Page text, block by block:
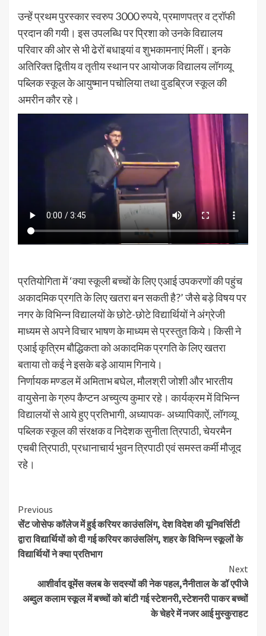
उन्हें प्रथम पुरस्कार स्वरुप 3000 रुपये, प्रमाणपत्र व ट्रॉफी
प्रदान की गयी। इस उपलब्धि पर प्रिशा को उनके विद्यालय
परिवार की ओर से भी ढेरों बधाइयां व शुभकामनाएं मिलीं। इनके
अतिरिक्त द्वितीय व तृतीय स्थान पर आयोजक विद्यालय लॉगव्यू
पब्लिक स्कूल के आयुष्मान पचोलिया तथा वुडब्रिज स्कूल की
अमरीन कौर रहे।
प्रतियोगिता में ‘क्या स्कूली बच्चों के लिए एआई उपकरणों की पहुंच
अकादमिक प्रगति के लिए खतरा बन सकती है?’ जैसे बड़े विषय पर
नगर के विभिन्न विद्यालयों के छोटे-छोटे विद्यार्थियों ने अंग्रेजी
माध्यम से अपने विचार भाषण के माध्यम से प्रस्तुत किये। किसी ने
एआई कृत्रिम बौद्धिकता को अकादमिक प्रगति के लिए खतरा
बताया तो कई ने इसके बड़े आयाम गिनाये।
निर्णायक मण्डल में अमिताभ बघेल, मौलश्री जोशी और भारतीय
वायुसेना के ग्रुप कैप्टन अच्युत्य कुमार रहे। कार्यक्रम में विभिन्न
विद्यालयों से आये हुए प्रतिभागी, अध्यापक- अध्यापिकाऐं, लॉगव्यू
पब्लिक स्कूल की संरक्षक व निदेशक सुनीता त्रिपाठी, चेयरमैन
एचबी त्रिपाठी, प्रधानाचार्य भुवन त्रिपाठी एवं समस्त कर्मी मौजूद
रहे।
Continue
Reading
Previous
सेंट जोसेफ कॉलेज में हुई करियर काउंसलिंग, देश विदेश की यूनिवर्सिटी
द्वारा विद्यार्थियों को दी गई करियर काउंसलिंग, शहर के विभिन्न स्कूलों के
विद्यार्थियों ने क्या प्रतिभाग
Next
आशीर्वाद वूमेंस क्लब के सदस्यों की नेक पहल,नैनीताल के डॉ एपीजे
अब्दुल कलाम स्कूल में बच्चों को बांटी गई स्टेशनरी,स्टेशनरी पाकर बच्चों
के चेहरे में नजर आई मुस्कुराहट